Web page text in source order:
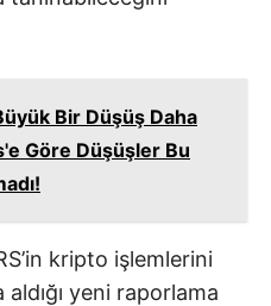
Bir Düşüş Daha
Göre Düşüşler Bu
kripto işlemlerini
yeni raporlama